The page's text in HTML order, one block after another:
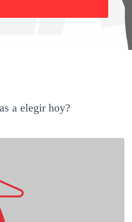
a elegir hoy?